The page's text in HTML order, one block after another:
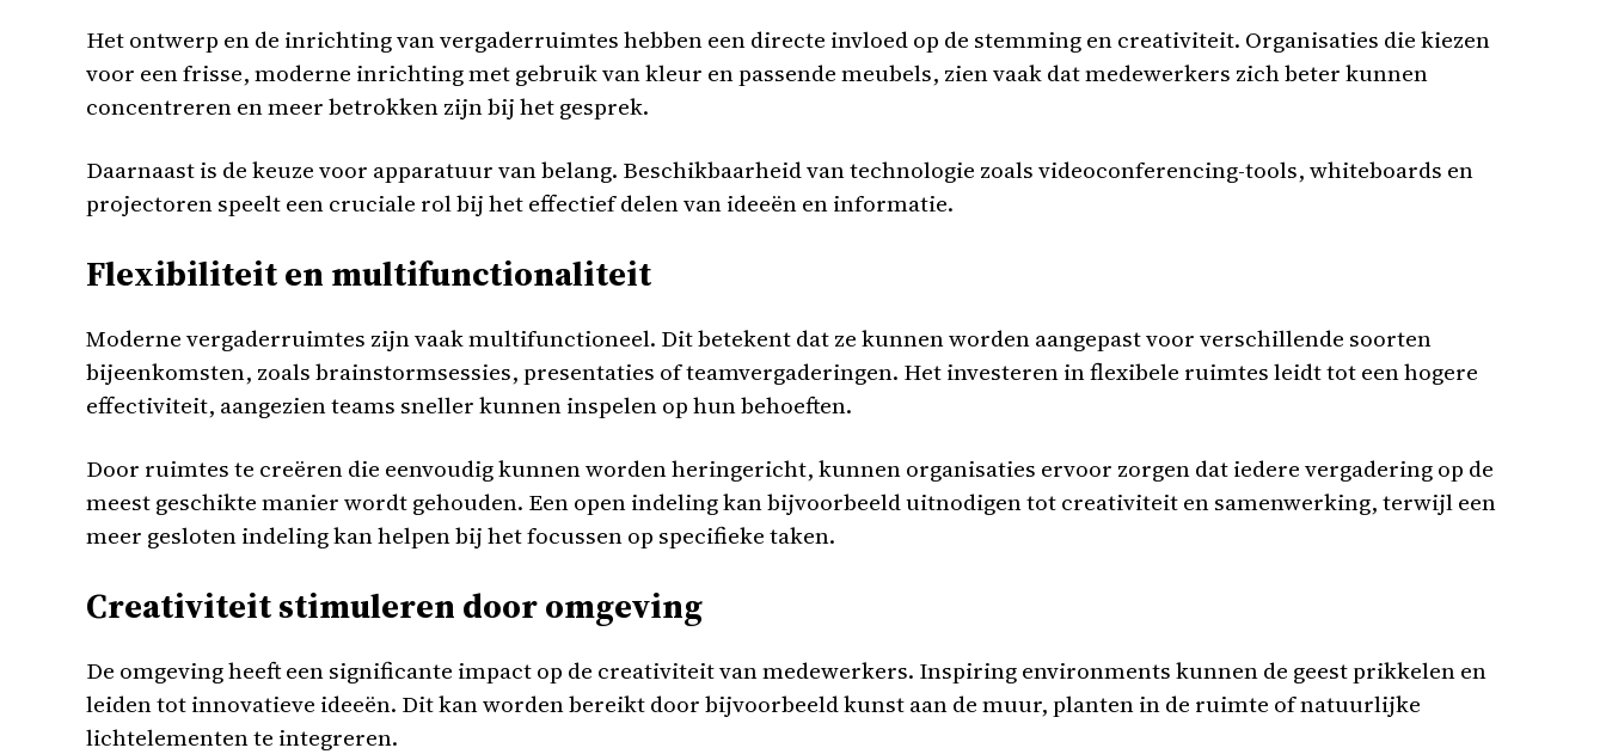
Het ontwerp en de inrichting van vergaderruimtes hebben een directe invloed op de stemming en creativiteit. Organisaties die kiezen
voor een frisse, moderne inrichting met gebruik van kleur en passende meubels, zien vaak dat medewerkers zich beter kunnen
concentreren en meer betrokken zijn bij het gesprek.
Daarnaast is de keuze voor apparatuur van belang. Beschikbaarheid van technologie zoals videoconferencing-tools, whiteboards en
projectoren speelt een cruciale rol bij het effectief delen van ideeën en informatie.
Flexibiliteit en multifunctionaliteit
Moderne vergaderruimtes zijn vaak multifunctioneel. Dit betekent dat ze kunnen worden aangepast voor verschillende soorten
bijeenkomsten, zoals brainstormsessies, presentaties of teamvergaderingen. Het investeren in flexibele ruimtes leidt tot een hogere
effectiviteit, aangezien teams sneller kunnen inspelen op hun behoeften.
Door ruimtes te creëren die eenvoudig kunnen worden heringericht, kunnen organisaties ervoor zorgen dat iedere vergadering op de
meest geschikte manier wordt gehouden. Een open indeling kan bijvoorbeeld uitnodigen tot creativiteit en samenwerking, terwijl een
meer gesloten indeling kan helpen bij het focussen op specifieke taken.
Creativiteit stimuleren door omgeving
De omgeving heeft een significante impact op de creativiteit van medewerkers. Inspiring environments kunnen de geest prikkelen en
leiden tot innovatieve ideeën. Dit kan worden bereikt door bijvoorbeeld kunst aan de muur, planten in de ruimte of natuurlijke
lichtelementen te integreren.